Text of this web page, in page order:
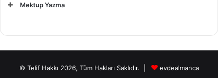
Mektup Yazma
© Telif Hakkı 2026, Tüm Hakları Saklıdır. | evdealmanca